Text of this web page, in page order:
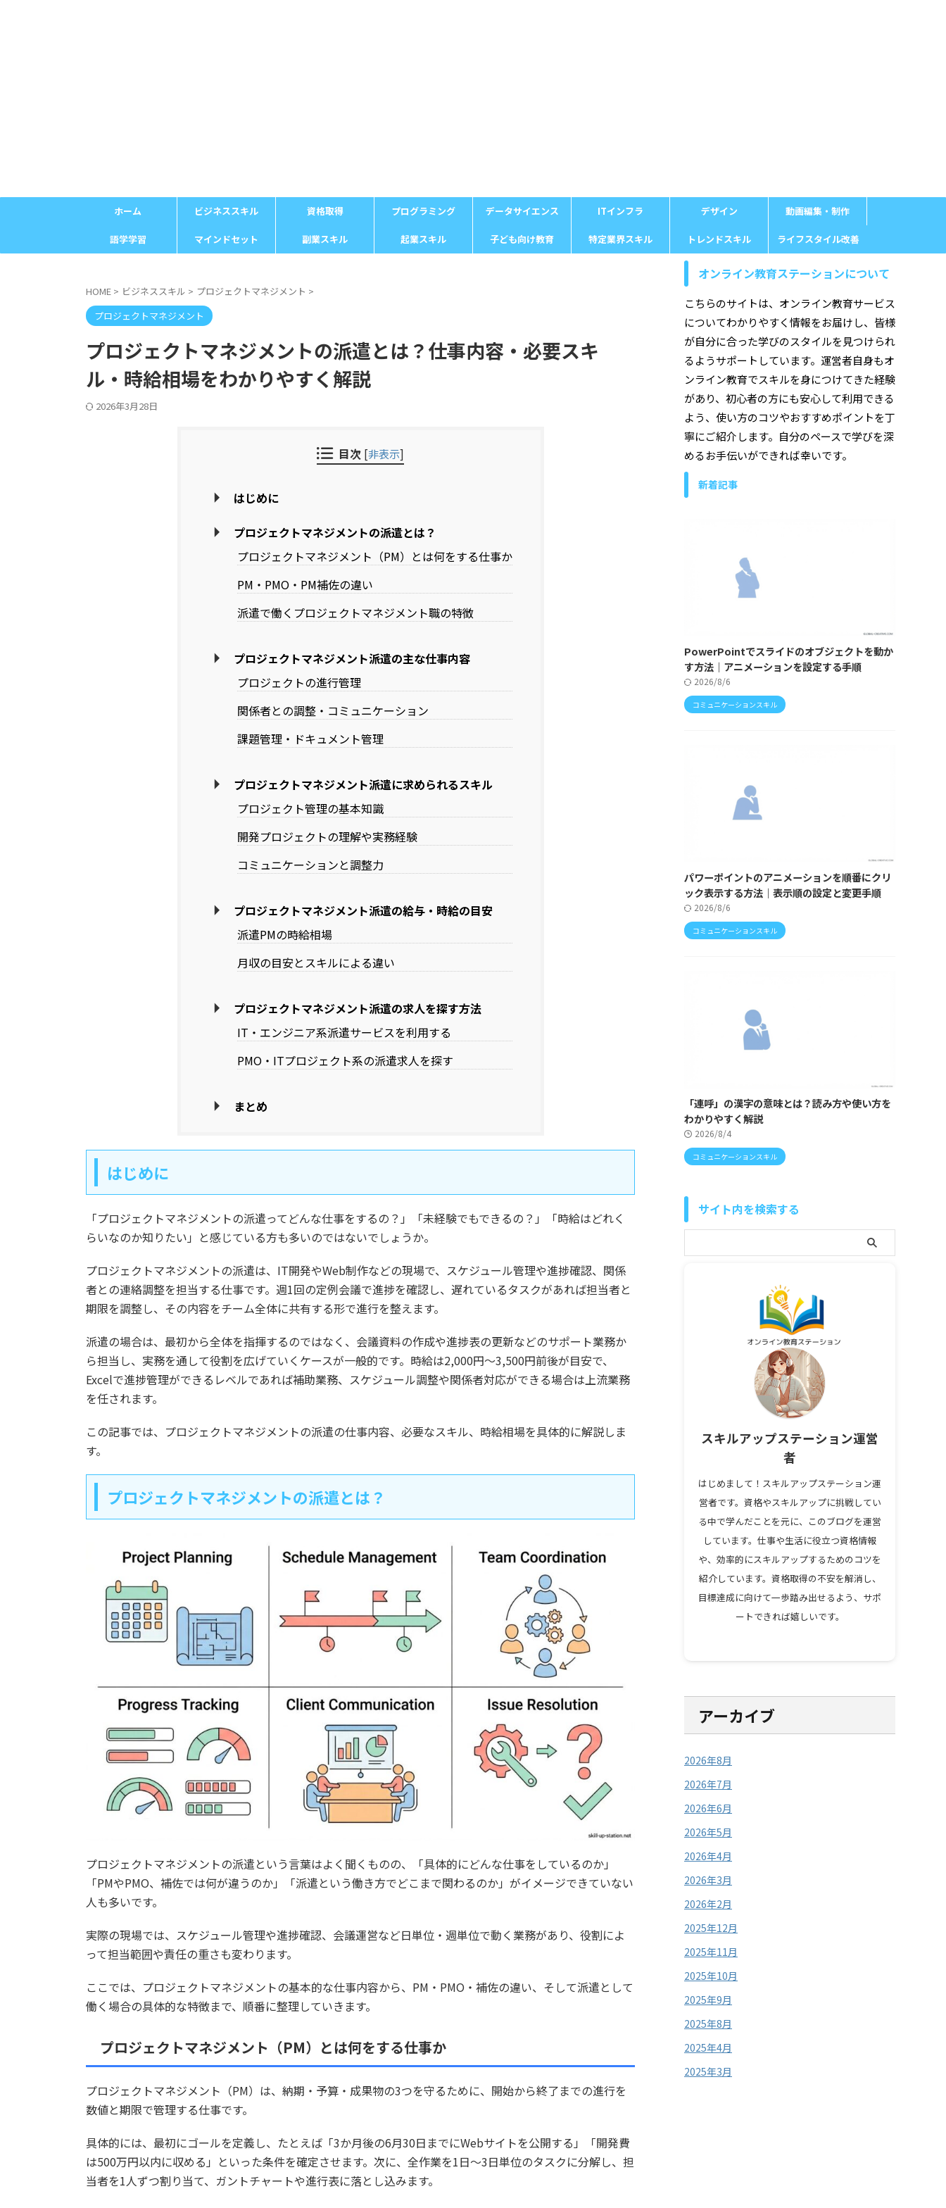
ホーム ビジネススキル 資格取得 プログラミング データサイエンス ITインフラ デザイン 動画編集・制作
語学学習 マインドセット 副業スキル 起業スキル 子ども向け教育 特定業界スキル トレンドスキル ライフスタイル改善
HOME > ビジネススキル > プロジェクトマネジメント >
プロジェクトマネジメント
プロジェクトマネジメントの派遣とは？仕事内容・必要スキ
ル・時給相場をわかりやすく解説
2026年3月28日
目次 [非表示]
はじめに
プロジェクトマネジメントの派遣とは？
プロジェクトマネジメント（PM）とは何をする仕事か
PM・PMO・PM補佐の違い
派遣で働くプロジェクトマネジメント職の特徴
プロジェクトマネジメント派遣の主な仕事内容
プロジェクトの進行管理
関係者との調整・コミュニケーション
課題管理・ドキュメント管理
プロジェクトマネジメント派遣に求められるスキル
プロジェクト管理の基本知識
開発プロジェクトの理解や実務経験
コミュニケーションと調整力
プロジェクトマネジメント派遣の給与・時給の目安
派遣PMの時給相場
月収の目安とスキルによる違い
プロジェクトマネジメント派遣の求人を探す方法
IT・エンジニア系派遣サービスを利用する
PMO・ITプロジェクト系の派遣求人を探す
まとめ
はじめに
「プロジェクトマネジメントの派遣ってどんな仕事をするの？」「未経験でもできるの？」「時給はどれく
らいなのか知りたい」と感じている方も多いのではないでしょうか。
プロジェクトマネジメントの派遣は、IT開発やWeb制作などの現場で、スケジュール管理や進捗確認、関係
者との連絡調整を担当する仕事です。週1回の定例会議で進捗を確認し、遅れているタスクがあれば担当者と
期限を調整し、その内容をチーム全体に共有する形で進行を整えます。
派遣の場合は、最初から全体を指揮するのではなく、会議資料の作成や進捗表の更新などのサポート業務か
ら担当し、実務を通して役割を広げていくケースが一般的です。時給は2,000円〜3,500円前後が目安で、
Excelで進捗管理ができるレベルであれば補助業務、スケジュール調整や関係者対応ができる場合は上流業務
を任されます。
この記事では、プロジェクトマネジメントの派遣の仕事内容、必要なスキル、時給相場を具体的に解説しま
す。
プロジェクトマネジメントの派遣とは？
プロジェクトマネジメントの派遣という言葉はよく聞くものの、「具体的にどんな仕事をしているのか」
「PMやPMO、補佐では何が違うのか」「派遣という働き方でどこまで関わるのか」がイメージできていない
人も多いです。
実際の現場では、スケジュール管理や進捗確認、会議運営など日単位・週単位で動く業務があり、役割によ
って担当範囲や責任の重さも変わります。
ここでは、プロジェクトマネジメントの基本的な仕事内容から、PM・PMO・補佐の違い、そして派遣として
働く場合の具体的な特徴まで、順番に整理していきます。
プロジェクトマネジメント（PM）とは何をする仕事か
プロジェクトマネジメント（PM）は、納期・予算・成果物の3つを守るために、開始から終了までの進行を
数値と期限で管理する仕事です。
具体的には、最初にゴールを定義し、たとえば「3か月後の6月30日までにWebサイトを公開する」「開発費
は500万円以内に収める」といった条件を確定させます。次に、全作業を1日〜3日単位のタスクに分解し、担
当者を1人ずつ割り当て、ガントチャートや進行表に落とし込みます。
オンライン教育ステーションについて
こちらのサイトは、オンライン教育サービス
についてわかりやすく情報をお届けし、皆様
が自分に合った学びのスタイルを見つけられ
るようサポートしています。運営者自身もオ
ンライン教育でスキルを身につけてきた経験
があり、初心者の方にも安心して利用できる
よう、使い方のコツやおすすめポイントを丁
寧にご紹介します。自分のペースで学びを深
めるお手伝いができれば幸いです。
新着記事
PowerPointでスライドのオブジェクトを動か
す方法｜アニメーションを設定する手順
2026/8/6
コミュニケーションスキル
パワーポイントのアニメーションを順番にクリ
ック表示する方法｜表示順の設定と変更手順
2026/8/6
コミュニケーションスキル
「連呼」の漢字の意味とは？読み方や使い方を
わかりやすく解説
2026/8/4
コミュニケーションスキル
サイト内を検索する
スキルアップステーション運営
者
はじめまして！スキルアップステーション運
営者です。資格やスキルアップに挑戦してい
る中で学んだことを元に、このブログを運営
しています。仕事や生活に役立つ資格情報
や、効率的にスキルアップするためのコツを
紹介しています。資格取得の不安を解消し、
目標達成に向けて一歩踏み出せるよう、サポ
ートできれば嬉しいです。
アーカイブ
2026年8月
2026年7月
2026年6月
2026年5月
2026年4月
2026年3月
2026年2月
2025年12月
2025年11月
2025年10月
2025年9月
2025年8月
2025年4月
2025年3月